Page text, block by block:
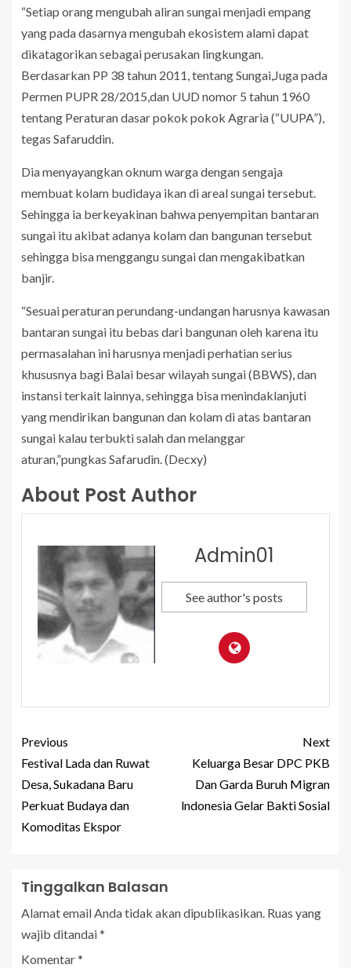
“Setiap orang mengubah aliran sungai menjadi empang
yang pada dasarnya mengubah ekosistem alami dapat
dikatagorikan sebagai perusakan lingkungan.
Berdasarkan PP 38 tahun 2011, tentang Sungai,Juga pada
Permen PUPR 28/2015,dan UUD nomor 5 tahun 1960
tentang Peraturan dasar pokok pokok Agraria (“UUPA”),
tegas Safaruddin.
Dia menyayangkan oknum warga dengan sengaja
membuat kolam budidaya ikan di areal sungai tersebut.
Sehingga ia berkeyakinan bahwa penyempitan bantaran
sungai itu akibat adanya kolam dan bangunan tersebut
sehingga bisa menggangu sungai dan mengakibatkan
banjir.
“Sesuai peraturan perundang-undangan harusnya kawasan
bantaran sungai itu bebas dari bangunan oleh karena itu
permasalahan ini harusnya menjadi perhatian serius
khususnya bagi Balai besar wilayah sungai (BBWS), dan
instansi terkait lainnya, sehingga bisa menindaklanjuti
yang mendirikan bangunan dan kolam di atas bantaran
sungai kalau terbukti salah dan melanggar
aturan,”pungkas Safarudin. (Decxy)
About Post Author
Admin01
See author's posts
Previous
Festival Lada dan Ruwat
Desa, Sukadana Baru
Perkuat Budaya dan
Komoditas Ekspor
Next
Keluarga Besar DPC PKB
Dan Garda Buruh Migran
lndonesia Gelar Bakti Sosial
Tinggalkan Balasan
Alamat email Anda tidak akan dipublikasikan. Ruas yang
wajib ditandai*
Komentar*